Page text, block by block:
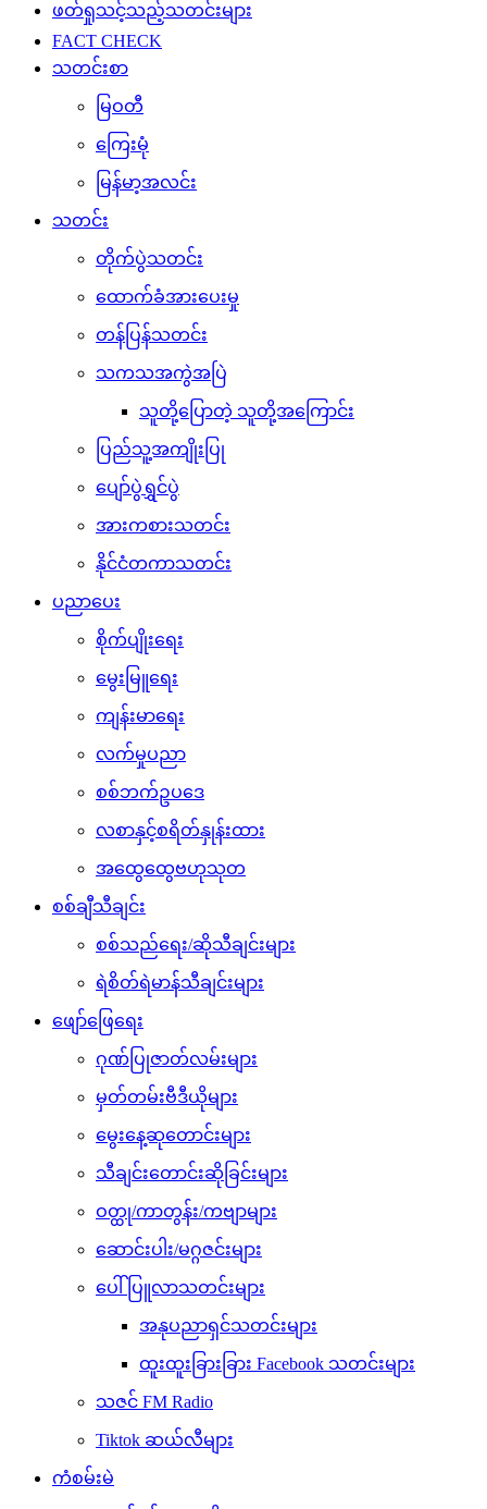
ဖတ်ရှုသင့်သည့်သတင်းများ
FACT CHECK
သတင်းစာ
မြဝတီ
ကြေးမုံ
မြန်မာ့အလင်း
သတင်း
တိုက်ပွဲသတင်း
ထောက်ခံအားပေးမှု
တန်ပြန်သတင်း
သကသအကွဲအပြဲ
သူတို့ပြောတဲ့ သူတို့အကြောင်း
ပြည်သူ့အကျိုးပြု
ပျော်ပွဲရွှင်ပွဲ
အားကစားသတင်း
နိုင်ငံတကာသတင်း
ပညာပေး
စိုက်ပျိုးရေး
မွေးမြူရေး
ကျန်းမာရေး
လက်မှုပညာ
စစ်ဘက်ဥပဒေ
လစာနှင့်စရိတ်နှုန်းထား
အထွေထွေဗဟုသုတ
စစ်ချီသီချင်း
စစ်သည်ရေး/ဆိုသီချင်းများ
ရဲစိတ်ရဲမာန်သီချင်းများ
ဖျော်ဖြေရေး
ဂုဏ်ပြုဇာတ်လမ်းများ
မှတ်တမ်းဗီဒီယိုများ
မွေးနေ့ဆုတောင်းများ
သီချင်းတောင်းဆိုခြင်းများ
ဝတ္ထု/ကာတွန်း/ကဗျာများ
ဆောင်းပါး/မဂ္ဂဇင်းများ
ပေါ်ပြူလာသတင်းများ
အနုပညာရှင်သတင်းများ
ထူးထူးခြားခြား Facebook သတင်းများ
သဇင် FM Radio
Tiktok ဆယ်လီများ
ကံစမ်းမဲ